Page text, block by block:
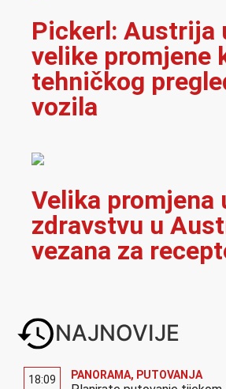
Pickerl: Austrija
velike promjene
tehničkog
vozila
Velika promjena
zdravstvu u
vezana za
NAJNOVIJE
18:09 PANORAMA, PUTOVANJA